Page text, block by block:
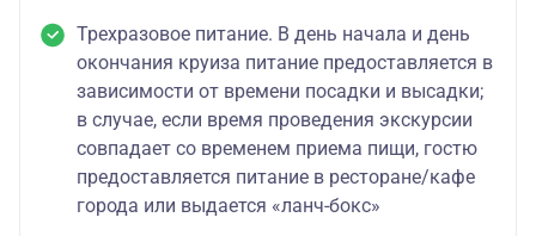
Трехразовое питание. В день начала и день
окончания круиза питание предоставляется в
зависимости от времени посадки и высадки;
в случае, если время проведения экскурсии
совпадает со временем приема пищи, гостю
предоставляется питание в ресторане/кафе
города или выдается «ланч-бокс»